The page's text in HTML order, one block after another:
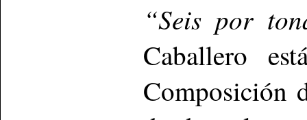
“Seis por
Caballero
Composición